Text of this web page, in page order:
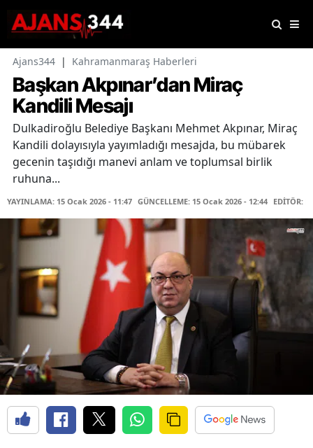
Ajans344 | Kahramanmaraş Haberleri
Başkan Akpınar’dan Miraç
Kandili Mesajı
Dulkadiroğlu Belediye Başkanı Mehmet Akpınar, Miraç
Kandili dolayısıyla yayımladığı mesajda, bu mübarek
gecenin taşıdığı manevi anlam ve toplumsal birlik
ruhuna...
YAYINLAMA: 15 Ocak 2026 - 11:47 GÜNCELLEME: 15 Ocak 2026 - 12:44 EDİTÖR: